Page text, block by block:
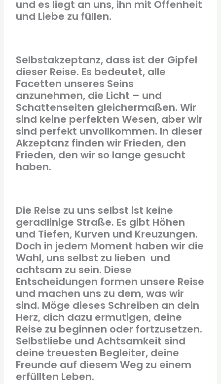
und es liegt an uns, ihn mit Offenheit
und Liebe zu füllen.
Selbstakzeptanz, dass ist der Gipfel
dieser Reise. Es bedeutet, alle
Facetten unseres Seins
anzunehmen, die Licht – und
Schattenseiten gleichermaßen. Wir
sind keine perfekten Wesen, aber wir
sind perfekt unvollkommen. In dieser
Akzeptanz finden wir Frieden, den
Frieden, den wir so lange gesucht
haben.
Die Reise zu uns selbst ist keine
geradlinige Straße. Es gibt Höhen
und Tiefen, Kurven und Kreuzungen.
Doch in jedem Moment haben wir die
Wahl, uns selbst zu lieben und
achtsam zu sein. Diese
Entscheidungen formen unsere Reise
und machen uns zu dem, was wir
sind. Möge dieses Schreiben an dein
Herz, dich dazu ermutigen, deine
Reise zu beginnen oder fortzusetzen.
Selbstliebe und Achtsamkeit sind
deine treuesten Begleiter, deine
Freunde auf diesem Weg zu einem
erfüllten Leben.